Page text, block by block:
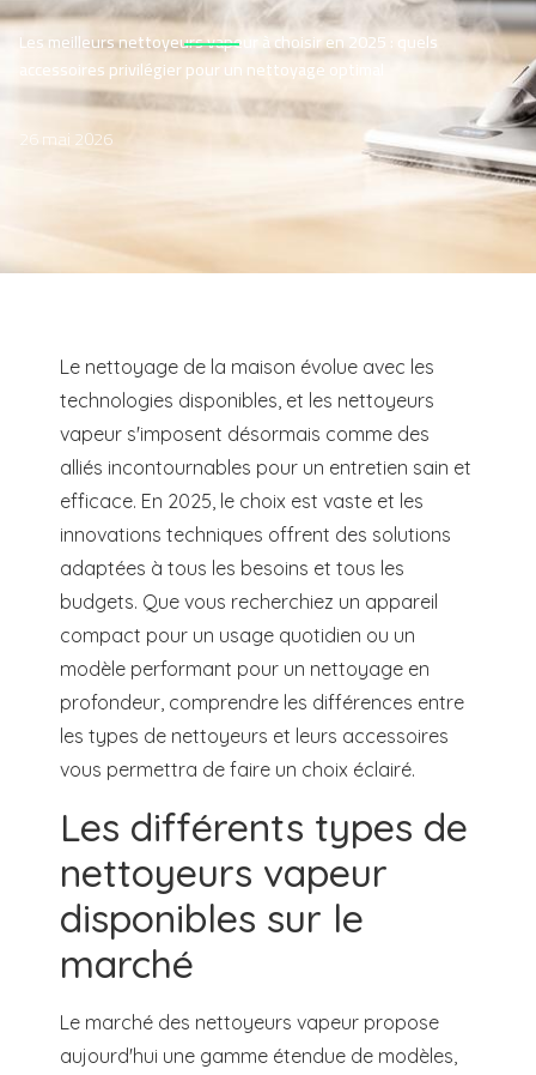
Les meilleurs nettoyeurs vapeur à choisir en 2025 : quels
accessoires privilégier pour un nettoyage optimal
26 mai 2026
Le nettoyage de la maison évolue avec les
technologies disponibles, et les nettoyeurs
vapeur s'imposent désormais comme des
alliés incontournables pour un entretien sain et
efficace. En 2025, le choix est vaste et les
innovations techniques offrent des solutions
adaptées à tous les besoins et tous les
budgets. Que vous recherchiez un appareil
compact pour un usage quotidien ou un
modèle performant pour un nettoyage en
profondeur, comprendre les différences entre
les types de nettoyeurs et leurs accessoires
vous permettra de faire un choix éclairé.
Les différents types de
nettoyeurs vapeur
disponibles sur le
marché
Le marché des nettoyeurs vapeur propose
aujourd'hui une gamme étendue de modèles,